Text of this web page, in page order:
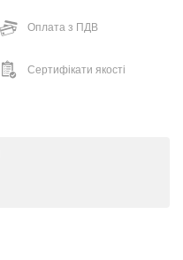
Оплата з ПДВ
Сертифікати якості